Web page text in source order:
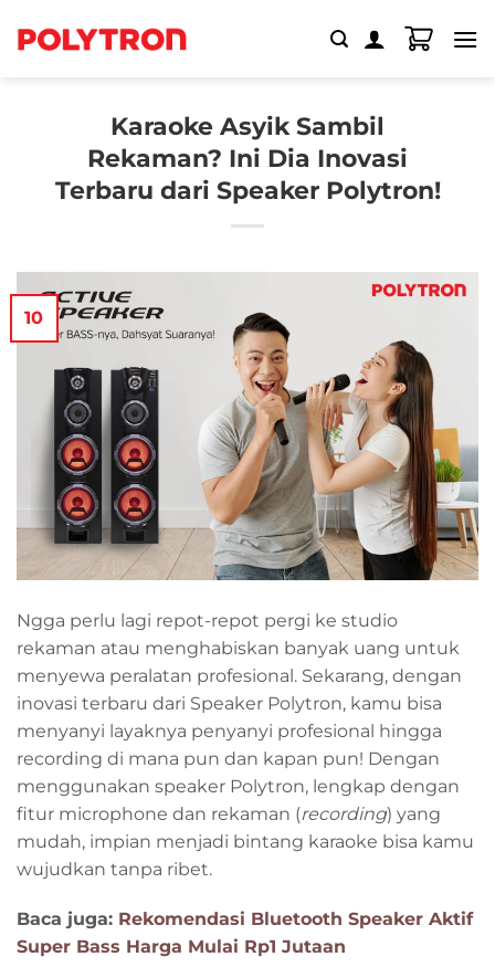
Karaoke Asyik Sambil
Rekaman? Ini Dia Inovasi
Terbaru dari Speaker Polytron!
10
Ngga perlu lagi repot-repot pergi ke studio
rekaman atau menghabiskan banyak uang untuk
menyewa peralatan profesional. Sekarang, dengan
inovasi terbaru dari Speaker Polytron, kamu bisa
menyanyi layaknya penyanyi profesional hingga
recording di mana pun dan kapan pun! Dengan
menggunakan speaker Polytron, lengkap dengan
fitur microphone dan rekaman (recording) yang
mudah, impian menjadi bintang karaoke bisa kamu
wujudkan tanpa ribet.
Baca juga: Rekomendasi Bluetooth Speaker Aktif
Super Bass Harga Mulai Rp1 Jutaan